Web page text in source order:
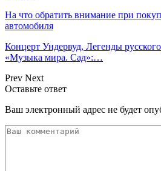
На что обратить внимание при
автомобиля
Концерт Ундервуд, Легенды
«Музыка мира. Сад»:…
Prev Next
Оставьте ответ
Ваш электронный адрес не будет